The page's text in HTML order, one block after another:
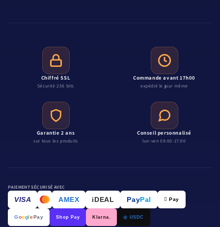
Chiffré SSL
Sécurité 256 bits
Commande avant 17h00
expédié le jour même
Garantie 2 ans
sur tous les produits
Conseil personnalisé
lun-ven 09:00-17:00
PAIEMENT SÉCURISÉ AVEC
VISA AMEX iDEAL PayPal  Pay
GooglePay Shop Pay Klarna. ◎ USDC